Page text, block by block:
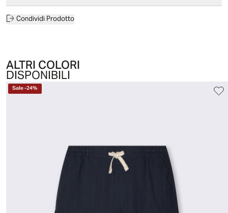
Condividi Prodotto
ALTRI COLORI
DISPONIBILI
Sale-24%